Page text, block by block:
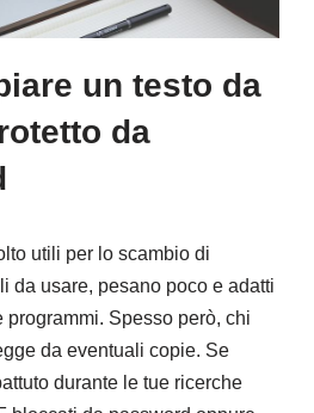
un testo da
da
utili per lo scambio di
da usare, pesano poco e adatti
programmi. Spesso però, chi
da eventuali copie. Se
durante le tue ricerche